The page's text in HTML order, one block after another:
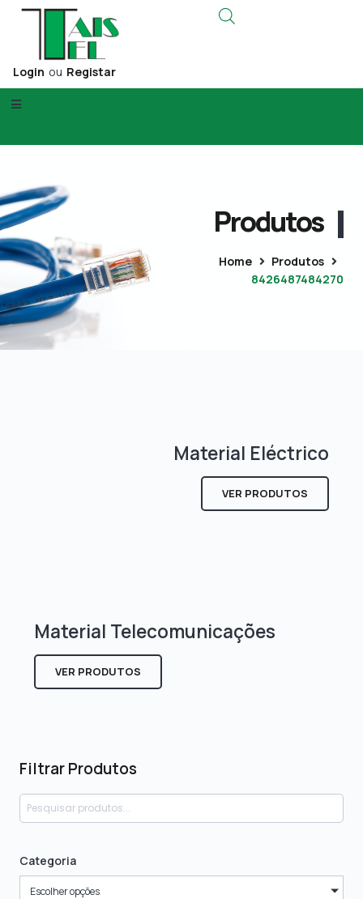
Login ou Registar
Produtos
Home
Produtos
8426487484270
Filtrar Produtos
Categoria
Escolher opções
Material Eléctrico
VER PRODUTOS
Material Telecomunicações
VER PRODUTOS